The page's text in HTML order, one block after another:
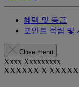
혜택 및 등급
포인트 적립 및
Close menu
Xxxx Xxxxxxxxx
XXXXXX X